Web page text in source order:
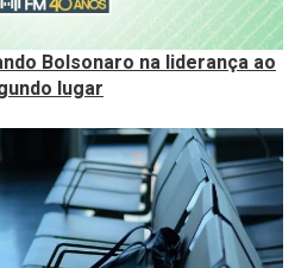
Bolsonaro na liderança ao
lugar